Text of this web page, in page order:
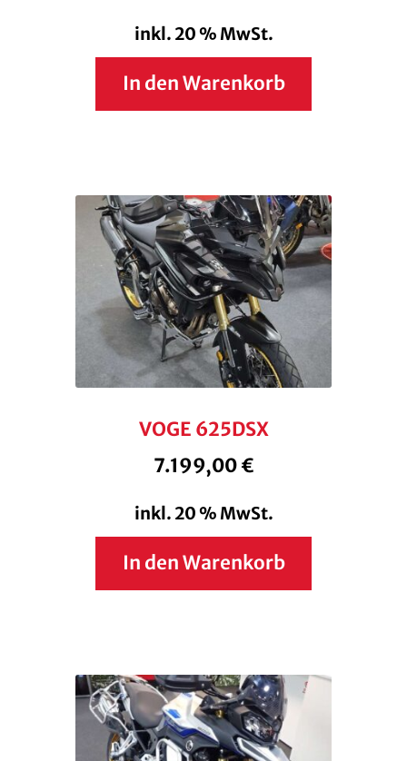
inkl. 20 % MwSt.
In den Warenkorb
VOGE 625DSX
7.199,00€
inkl. 20 % MwSt.
In den Warenkorb